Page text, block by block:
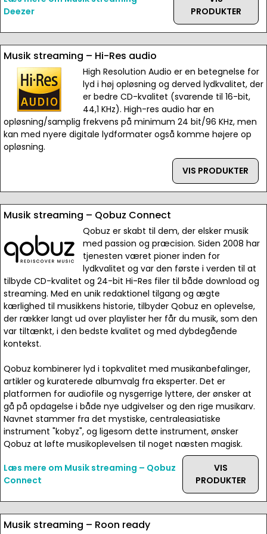
Deezer
PRODUKTER
Musik streaming – Hi-Res audio
High Resolution Audio er en betegnelse for
lyd i høj opløsning og derved lydkvalitet, der
er bedre CD-kvalitet (svarende til 16-bit,
44,1 KHz). High-res audio har en
opløsning/samplig frekvens på minimum 24 bit/96 KHz, men
kan med nyere digitale lydformater også komme højere op
opløsning.
VIS PRODUKTER
Musik streaming – Qobuz Connect
Qobuz er skabt til dem, der elsker musik
med passion og præcision. Siden 2008 har
tjenesten været pioner inden for
lydkvalitet og var den første i verden til at
tilbyde CD-kvalitet og 24-bit Hi-Res filer til både download og
streaming. Med en unik redaktionel tilgang og ægte
kærlighed til musikkens historie, tilbyder Qobuz en oplevelse,
der rækker langt ud over playlister her får du musik, som den
var tiltænkt, i den bedste kvalitet og med dybdegående
kontekst.
Qobuz kombinerer lyd i topkvalitet med musikanbefalinger,
artikler og kuraterede albumvalg fra eksperter. Det er
platformen for audiofile og nysgerrige lyttere, der ønsker at
gå på opdagelse i både nye udgivelser og den rige musikarv.
Navnet stammer fra det mystiske, centraleasiatiske
instrument "kobyz", og ligesom dette instrument, ønsker
Qobuz at løfte musikoplevelsen til noget næsten magisk.
Læs mere om Musik streaming – Qobuz
Connect
VIS
PRODUKTER
Musik streaming – Roon ready